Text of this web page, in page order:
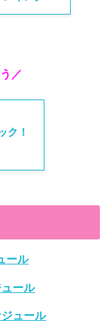
／
ク！
ール
ール
ュール